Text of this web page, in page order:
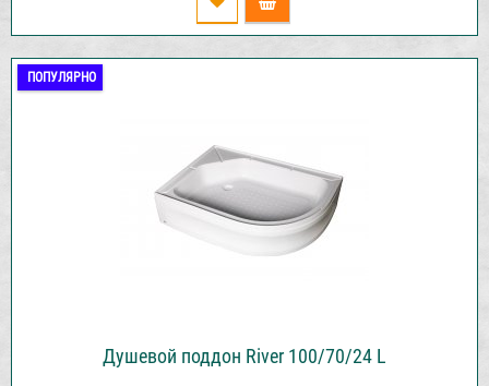
ПОПУЛЯРНО
Душевой поддон River 100/70/24 L